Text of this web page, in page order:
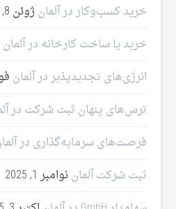
خرید کسب‌وکار در آلمان ژوئن 8, 2026
خرید یا ساخت کارخانه در آلمان
انرژی‌های تجدیدپذیر در آلمان
ترس‌های پنهان ثبت شرکت در
فرصت‌های سرمایه‌گذاری در
ثبت شرکت آلماننوامبر 1, 2025